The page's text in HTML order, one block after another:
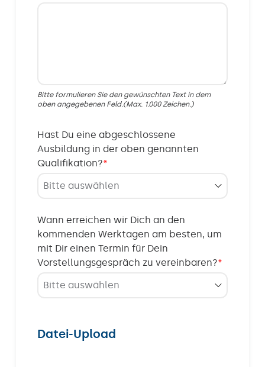
Bitte formulieren Sie den gewünschten Text in dem
oben angegebenen Feld.(Max. 1.000 Zeichen.)
Hast Du eine abgeschlossene
Ausbildung in der oben genannten
Qualifikation?*
Wann erreichen wir Dich an den
kommenden Werktagen am besten, um
mit Dir einen Termin für Dein
Vorstellungsgespräch zu vereinbaren?*
Datei-Upload